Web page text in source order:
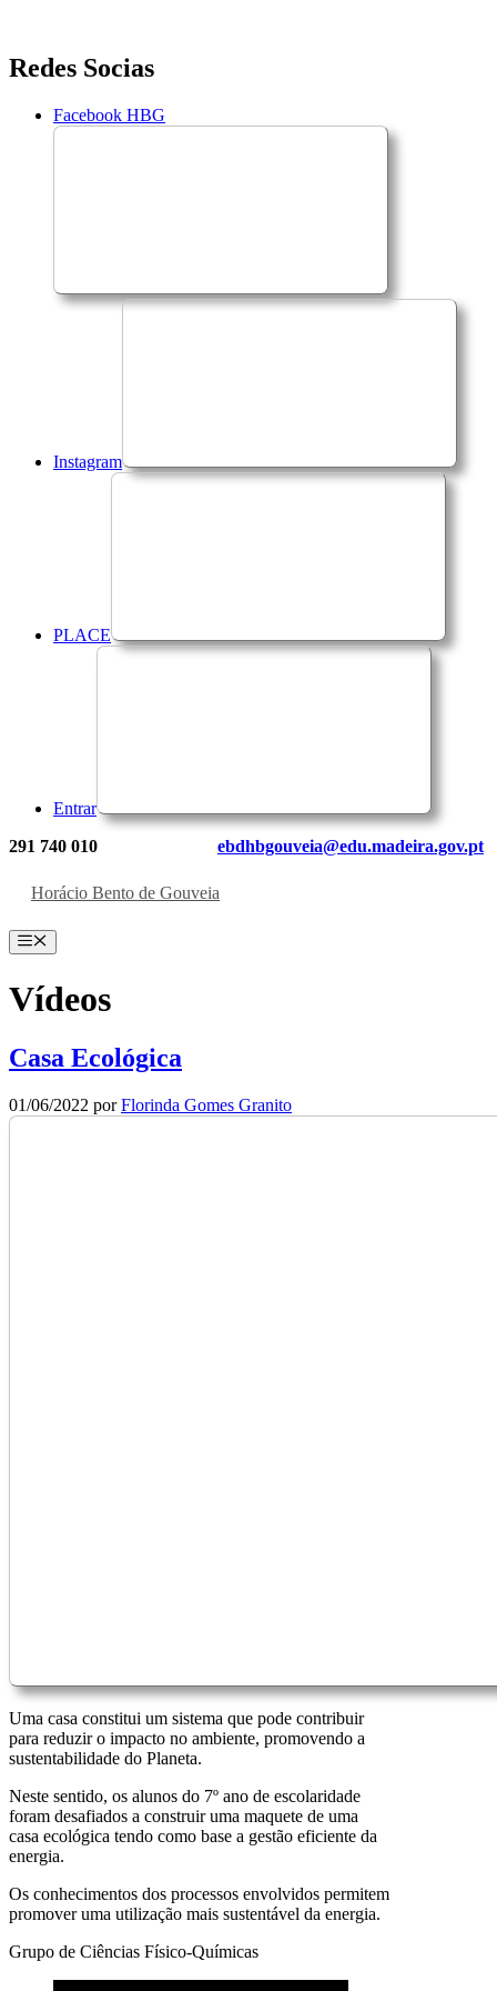
Saltar
para
conteúdo
Redes Socias
Facebook HBG
Instagram
PLACE
Entrar
291 740 010 ebdhbgouveia@edu.madeira.gov.pt
Horácio Bento de Gouveia
Menu
Vídeos
Casa Ecológica
01/06/2022 porFlorinda Gomes Granito
Uma casa constitui um sistema que pode contribuir
para reduzir o impacto no ambiente, promovendo a
sustentabilidade do Planeta.
Neste sentido, os alunos do 7º ano de escolaridade
foram desafiados a construir uma maquete de uma
casa ecológica tendo como base a gestão eficiente da
energia.
Os conhecimentos dos processos envolvidos permitem
promover uma utilização mais sustentável da energia.
Grupo de Ciências Físico-Químicas